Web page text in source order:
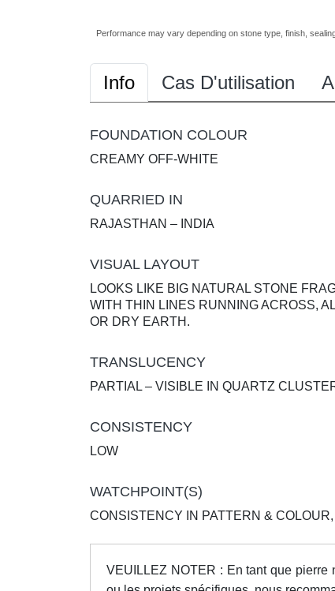
Performance may vary depending on stone type, finish,
Info Cas D'utilisation
FOUNDATION COLOUR
CREAMY OFF-WHITE
QUARRIED IN
RAJASTHAN – INDIA
VISUAL LAYOUT
LOOKS LIKE BIG NATURAL STONE
WITH THIN LINES RUNNING ACROSS,
OR DRY EARTH.
TRANSLUCENCY
PARTIAL – VISIBLE IN QUARTZ
CONSISTENCY
LOW
WATCHPOINT(S)
CONSISTENCY IN PATTERN &
VEUILLEZ NOTER : En tant que pierre